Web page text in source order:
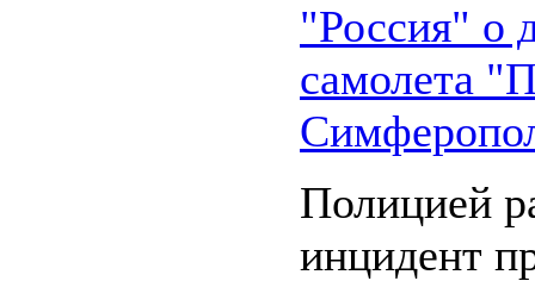
"Россия" о
самолета
Полицией
инцидент